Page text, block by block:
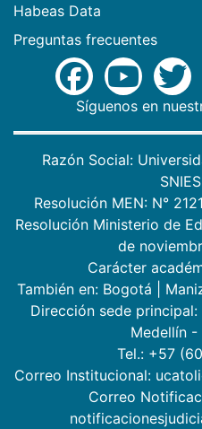
Habeas Data
Preguntas frecuentes
Síguenos en
Razón Social:
Resolución MEN: N°
Resolución Ministerio de
de
Carácter
También en: Bogotá
Dirección sede principal:
Medellín -
Tel.: +57
Correo Institucional:
Correo